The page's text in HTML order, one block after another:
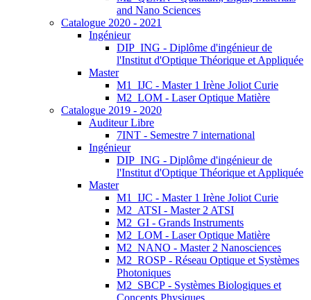
and Nano Sciences
Catalogue 2020 - 2021
Ingénieur
DIP_ING - Diplôme d'ingénieur de
l'Institut d'Optique Théorique et Appliquée
Master
M1_IJC - Master 1 Irène Joliot Curie
M2_LOM - Laser Optique Matière
Catalogue 2019 - 2020
Auditeur Libre
7INT - Semestre 7 international
Ingénieur
DIP_ING - Diplôme d'ingénieur de
l'Institut d'Optique Théorique et Appliquée
Master
M1_IJC - Master 1 Irène Joliot Curie
M2_ATSI - Master 2 ATSI
M2_GI - Grands Instruments
M2_LOM - Laser Optique Matière
M2_NANO - Master 2 Nanosciences
M2_ROSP - Réseau Optique et Systèmes
Photoniques
M2_SBCP - Systèmes Biologiques et
Concepts Physiques